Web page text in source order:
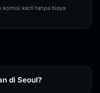
komisi kecil tanpa biaya
di Seoul?